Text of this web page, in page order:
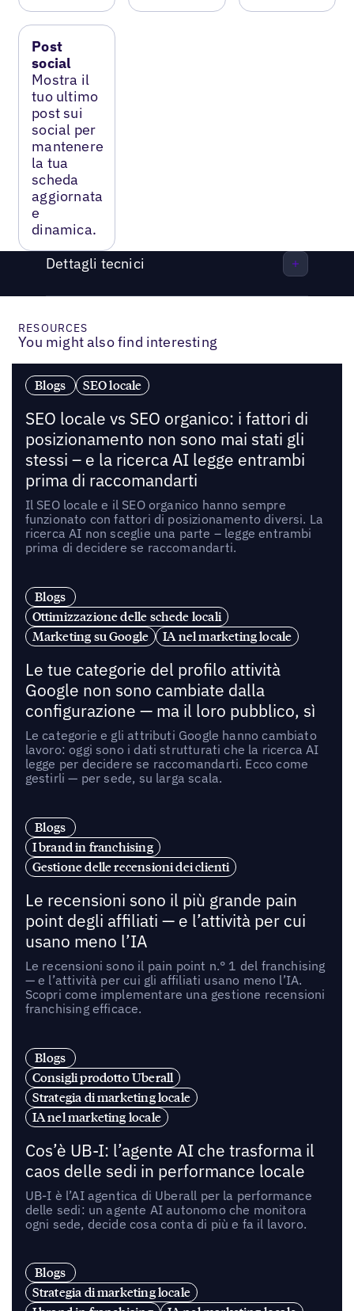
Post
social
Mostra il
tuo ultimo
post sui
social per
mantenere
la tua
scheda
aggiornata
e
dinamica.
Dettagli tecnici
RESOURCES
You might also find interesting
Blogs SEO locale
SEO locale vs SEO organico: i fattori di
posizionamento non sono mai stati gli
stessi – e la ricerca AI legge entrambi
prima di raccomandarti
Il SEO locale e il SEO organico hanno sempre
funzionato con fattori di posizionamento diversi. La
ricerca AI non sceglie una parte – legge entrambi
prima di decidere se raccomandarti.
Blogs
Ottimizzazione delle schede locali
Marketing su Google
IA nel marketing locale
Le tue categorie del profilo attività
Google non sono cambiate dalla
configurazione — ma il loro pubblico, sì
Le categorie e gli attributi Google hanno cambiato
lavoro: oggi sono i dati strutturati che la ricerca AI
legge per decidere se raccomandarti. Ecco come
gestirli — per sede, su larga scala.
Blogs
I brand in franchising
Gestione delle recensioni dei clienti
Le recensioni sono il più grande pain
point degli affiliati — e l’attività per cui
usano meno l’IA
Le recensioni sono il pain point n.° 1 del franchising
— e l’attività per cui gli affiliati usano meno l’IA.
Scopri come implementare una gestione recensioni
franchising efficace.
Blogs
Consigli prodotto Uberall
Strategia di marketing locale
IA nel marketing locale
Cos’è UB-I: l’agente AI che trasforma il
caos delle sedi in performance locale
UB-I è l’AI agentica di Uberall per la performance
delle sedi: un agente AI autonomo che monitora
ogni sede, decide cosa conta di più e fa il lavoro.
Blogs
Strategia di marketing locale